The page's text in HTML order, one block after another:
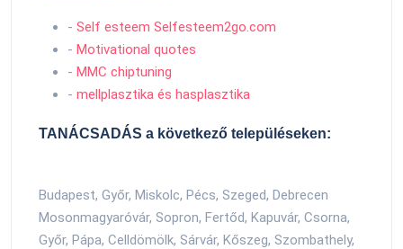
- Self esteem Selfesteem2go.com
- Motivational quotes
- MMC chiptuning
- mellplasztika és hasplasztika
TANÁCSADÁS a következő településeken:
Budapest, Győr, Miskolc, Pécs, Szeged, Debrecen
Mosonmagyaróvár, Sopron, Fertőd, Kapuvár, Csorna,
Győr, Pápa, Celldömölk, Sárvár, Kőszeg, Szombathely,